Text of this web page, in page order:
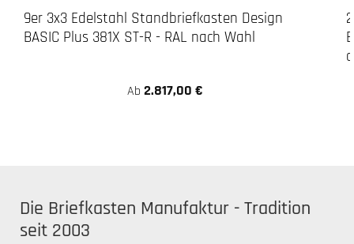
9er 3x3 Edelstahl Standbriefkasten Design
BASIC Plus 381X ST-R - RAL nach Wahl
Ab 2.817,00 €
Die Briefkasten Manufaktur - Tradition
seit 2003